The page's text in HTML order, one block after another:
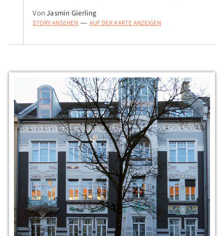
VonJasmin Gierling
STORY ANSEHEN — AUF DER KARTE ANZEIGEN